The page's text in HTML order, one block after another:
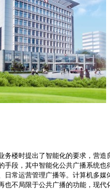
时提出了智能化的要求，营造
手段，其中智能化公共广播系统也
日常运营管理广播等。计算机多媒
也不局限于公共广播的功能，现代